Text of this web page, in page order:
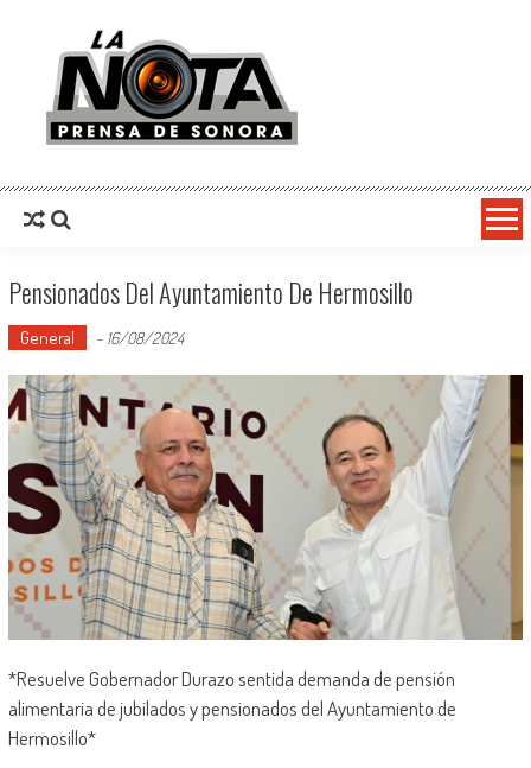
La Nota Prensa De Sonora
Pensionados Del Ayuntamiento De Hermosillo
General - 16/08/2024
*Resuelve Gobernador Durazo sentida demanda de pensión
alimentaria de jubilados y pensionados del Ayuntamiento de
Hermosillo*